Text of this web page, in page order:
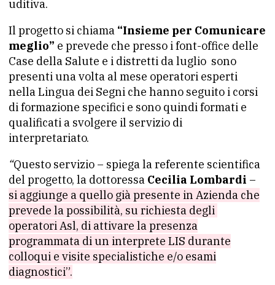
uditiva.
Il progetto si chiama “Insieme per Comunicare
meglio” e prevede che presso i font-office delle
Case della Salute e i distretti da luglio sono
presenti una volta al mese operatori esperti
nella Lingua dei Segni che hanno seguito i corsi
di formazione specifici e sono quindi formati e
qualificati a svolgere il servizio di
interpretariato.
“Questo servizio – spiega la referente scientifica
del progetto, la dottoressa Cecilia Lombardi –
si aggiunge a quello già presente in Azienda che
prevede la possibilità, su richiesta degli
operatori Asl, di attivare la presenza
programmata di un interprete LIS durante
colloqui e visite specialistiche e/o esami
diagnostici”.